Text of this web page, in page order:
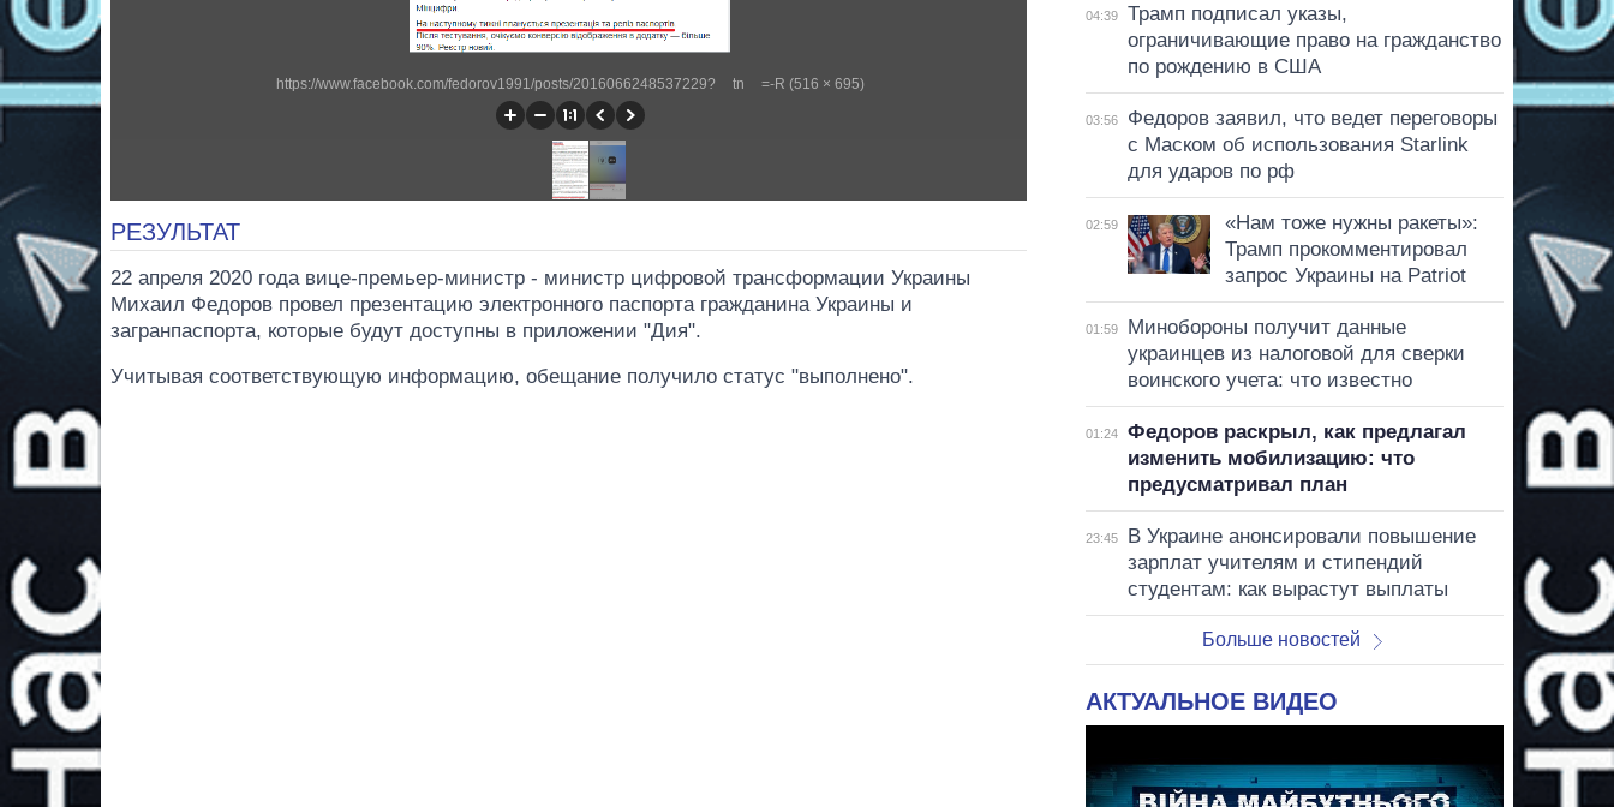
https://www.facebook.com/fedorov1991/posts/2016066248537229?__tn__=-R (516 × 695)
РЕЗУЛЬТАТ
22 апреля 2020 года вице-премьер-министр - министр цифровой трансформации Украины
Михаил Федоров провел презентацию электронного паспорта гражданина Украины и
загранпаспорта, которые будут доступны в приложении "Дия".
Учитывая соответствующую информацию, обещание получило статус "выполнено".
04:39
Трамп подписал указы,
ограничивающие право на гражданство
по рождению в США
03:56
Федоров заявил, что ведет переговоры
с Маском об использования Starlink
для ударов по рф
02:59
«Нам тоже нужны ракеты»:
Трамп прокомментировал
запрос Украины на Patriot
01:59
Минобороны получит данные
украинцев из налоговой для сверки
воинского учета: что известно
01:24
Федоров раскрыл, как предлагал
изменить мобилизацию: что
предусматривал план
23:45
В Украине анонсировали повышение
зарплат учителям и стипендий
студентам: как вырастут выплаты
Больше новостей
АКТУАЛЬНОЕ ВИДЕО